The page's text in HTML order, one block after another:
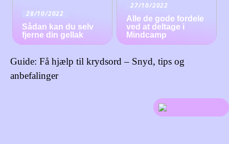
28/10/2022
Sådan kan du selv
fjerne din gellak
27/10/2022
Alle de gode fordele
ved at deltage i
Mindcamp
Guide: Få hjælp til krydsord – Snyd, tips og
anbefalinger